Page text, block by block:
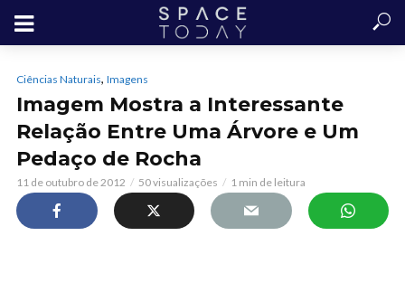
Ciências Naturais, Imagens
Imagem Mostra a Interessante
Relação Entre Uma Árvore e Um
Pedaço de Rocha
11 de outubro de 2012 50 visualizações 1 min de leitura